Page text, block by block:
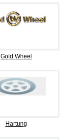
Gold Wheel
Hartung